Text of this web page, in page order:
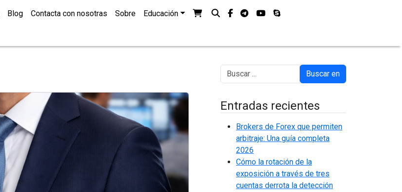
Blog Contacta con nosotras Sobre Educación Ver su cesta de la compra
Buscar en
facebook-f
telegrama
youtubeskype
Buscar en
Entradas recientes
Brokers de Forex que permiten
arbitraje: Una guía completa
2026
Cómo la rotación de la
exposición a través de tres
cuentas derrota la detección